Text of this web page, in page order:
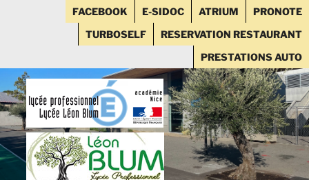
FACEBOOK E-SIDOC ATRIUM
PRONOTE
TURBOSELF
RESERVATION RESTAURANT
PRESTATIONS AUTO
Aller
au
contenu
principal